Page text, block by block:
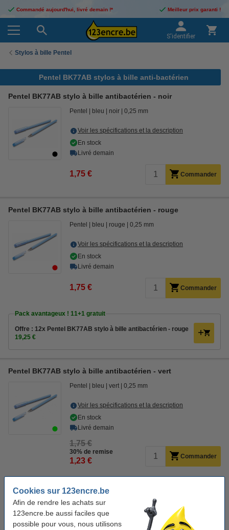
Cookies sur 123encre.be
Afin de rendre les achats sur
123encre.be aussi faciles que
possible pour vous, nous utilisons
Commandé aujourd'hui, livré demain !* Meilleur prix garanti !
S'identifier
Stylos à bille Pentel
Pentel BK77AB stylos à bille anti-bactérien
Pentel BK77AB stylo à bille antibactérien - noir
Pentel bleu noir 0,25 mm
Voir les spécifications et la description
En stock
Livré demain
1,75 € Commander
Pentel BK77AB stylo à bille antibactérien - rouge
Pentel bleu rouge 0,25 mm
Voir les spécifications et la description
En stock
Livré demain
1,75 € Commander
Pack avantageux ! 11+1 gratuit
Offre : 12x Pentel BK77AB stylo à bille antibactérien - rouge
19,25 €
Pentel BK77AB stylo à bille antibactérien - vert
Pentel bleu vert 0,25 mm
Voir les spécifications et la description
En stock
Livré demain
1,75 €
30% de remise
1,23 € Commander
Offre : 12x Pentel BK77AB stylo à bille antibactérien - vert
19,25 € 13,48 €